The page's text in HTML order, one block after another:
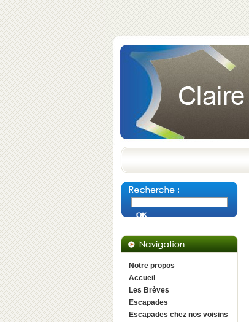
Notre propos
Accueil
Les Brèves
Escapades
Escapades chez nos voisins